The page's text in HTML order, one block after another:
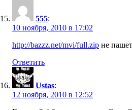
555:
10 ноября, 2010 в 17:02
http://bazzz.net/mvi/full.zip не
Ответить
Ustas:
12 ноября, 2010 в 12:52